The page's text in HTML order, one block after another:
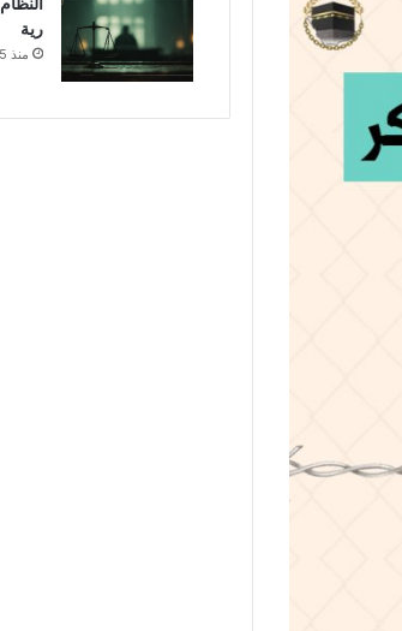
رية
منذ 5 أيام